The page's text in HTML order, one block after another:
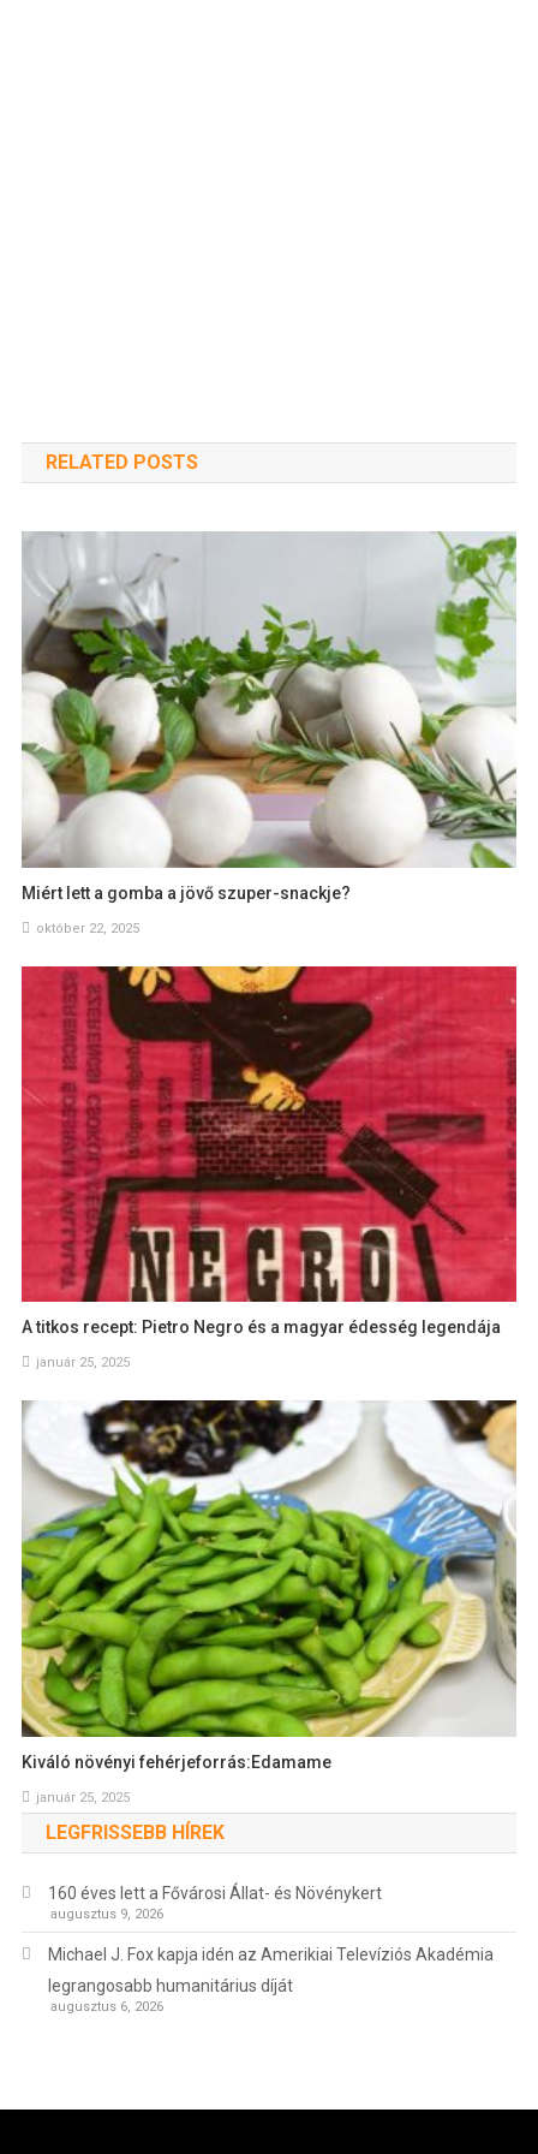
RELATED POSTS
Miért lett a gomba a jövő szuper-snackje?
október 22, 2025
A titkos recept: Pietro Negro és a magyar édesség legendája
január 25, 2025
Kiváló növényi fehérjeforrás:Edamame
január 25, 2025
LEGFRISSEBB HÍREK
160 éves lett a Fővárosi Állat- és Növénykert
augusztus 9, 2026
Michael J. Fox kapja idén az Amerikiai Televíziós Akadémia
legrangosabb humanitárius díját
augusztus 6, 2026